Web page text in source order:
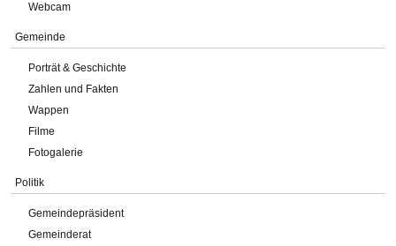
Webcam
Gemeinde
Porträt & Geschichte
Zahlen und Fakten
Wappen
Filme
Fotogalerie
Politik
Gemeindepräsident
Gemeinderat